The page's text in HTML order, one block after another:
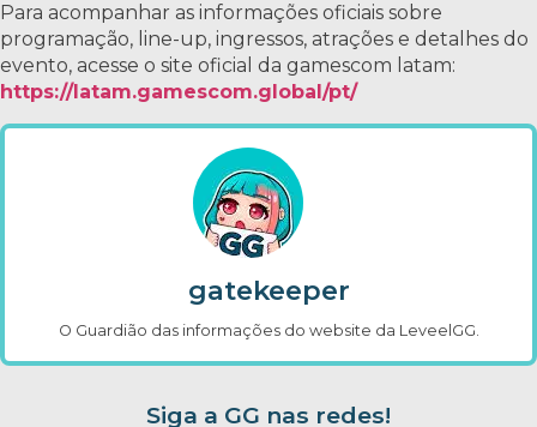
Para acompanhar as informações oficiais sobre
programação, line-up, ingressos, atrações e detalhes do
evento, acesse o site oficial da gamescom latam:
https://latam.gamescom.global/pt/
gatekeeper
O Guardião das informações do website da LeveelGG.
Siga a GG nas redes!